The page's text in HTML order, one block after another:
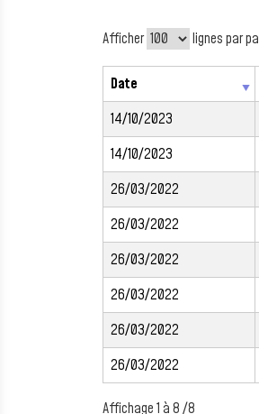
Afficher lignes par
Date
14/10/2023
14/10/2023
26/03/2022
26/03/2022
26/03/2022
26/03/2022
26/03/2022
26/03/2022
Affichage 1 à 8 /8